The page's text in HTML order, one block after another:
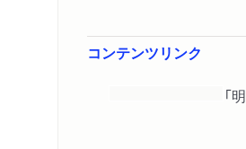
コンテンツリンク
「